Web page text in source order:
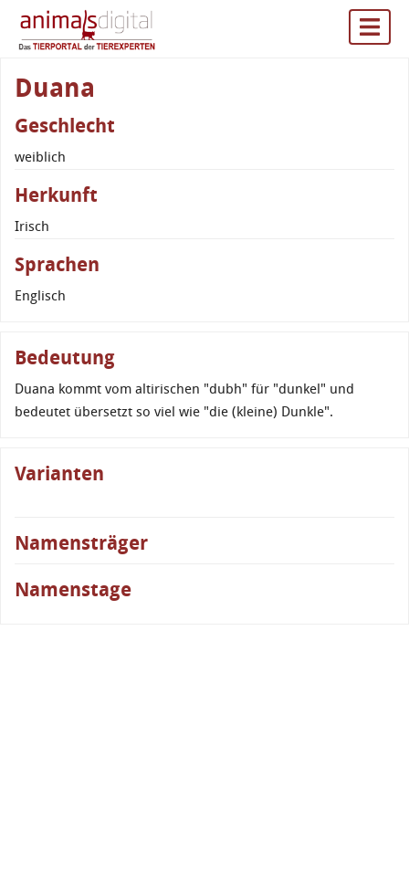
Duana
Geschlecht
weiblich
Herkunft
Irisch
Sprachen
Englisch
Bedeutung
Duana kommt vom altirischen "dubh" für "dunkel" und
bedeutet übersetzt so viel wie "die (kleine) Dunkle".
Varianten
Namensträger
Namenstage